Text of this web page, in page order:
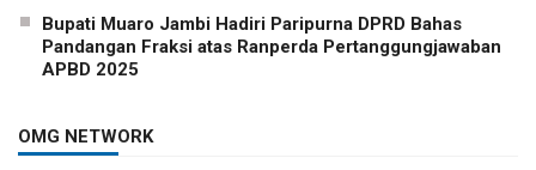
Bupati Muaro Jambi Hadiri Paripurna DPRD Bahas
Pandangan Fraksi atas Ranperda Pertanggungjawaban
APBD 2025
OMG NETWORK